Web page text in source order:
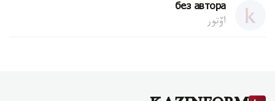
без автора
اۆتور